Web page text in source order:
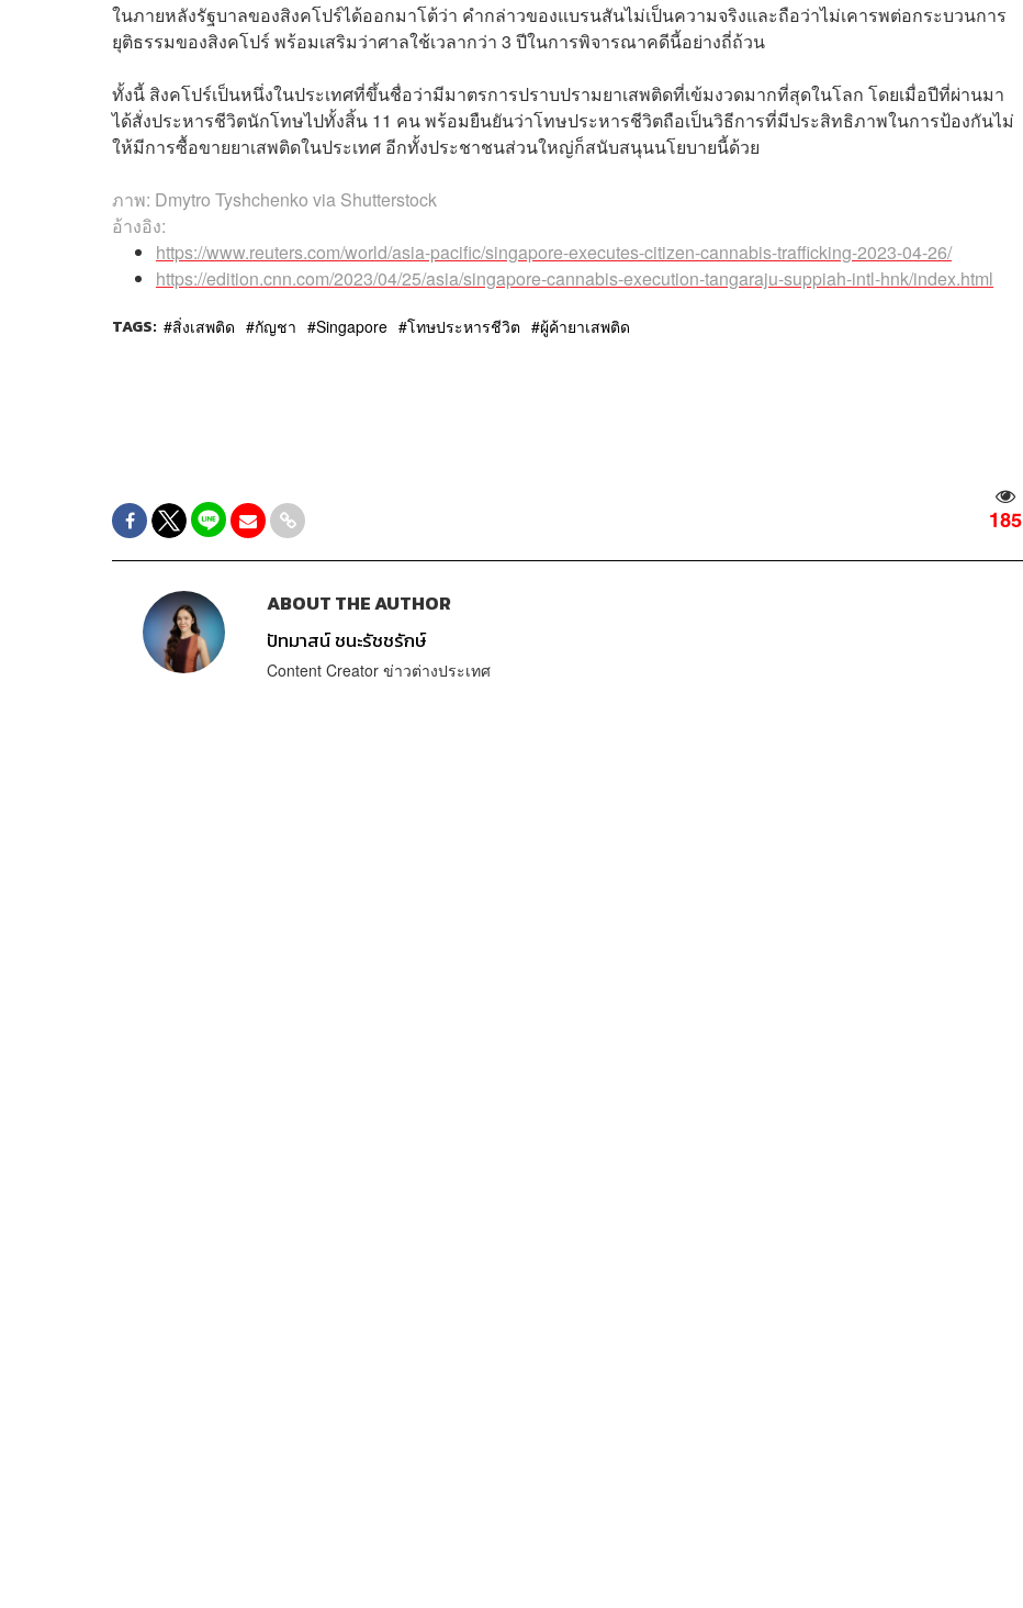
ในภายหลังรัฐบาลของสิงคโปร์ได้ออกมาโต้ว่า คำกล่าวของแบรนสันไม่เป็นความจริงและถือว่าไม่เคารพต่อกระบวนการ
ยุติธรรมของสิงคโปร์ พร้อมเสริมว่าศาลใช้เวลากว่า 3 ปีในการพิจารณาคดีนี้อย่างถี่ถ้วน
ทั้งนี้ สิงคโปร์เป็นหนึ่งในประเทศที่ขึ้นชื่อว่ามีมาตรการปราบปรามยาเสพติดที่เข้มงวดมากที่สุดในโลก โดยเมื่อปีที่ผ่านมา
ได้สั่งประหารชีวิตนักโทษไปทั้งสิ้น 11 คน พร้อมยืนยันว่าโทษประหารชีวิตถือเป็นวิธีการที่มีประสิทธิภาพในการป้องกันไม่
ให้มีการซื้อขายยาเสพติดในประเทศ อีกทั้งประชาชนส่วนใหญ่ก็สนับสนุนนโยบายนี้ด้วย
ภาพ: Dmytro Tyshchenko via Shutterstock
อ้างอิง:
https://www.reuters.com/world/asia-pacific/singapore-executes-citizen-cannabis-trafficking-2023-04-26/
https://edition.cnn.com/2023/04/25/asia/singapore-cannabis-execution-tangaraju-suppiah-intl-hnk/index.html
TAGS: สิ่งเสพติด กัญชา Singapore โทษประหารชีวิต ผู้ค้ายาเสพติด
185
ABOUT THE AUTHOR
ปัทมาสน์ ชนะรัชชรักษ์
Content Creator ข่าวต่างประเทศ